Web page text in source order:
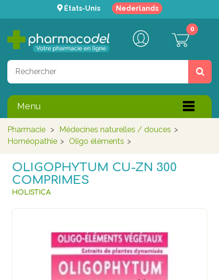
États-Unis Nederlands
0
Menu
Pharmacie > Médecines naturelles / douces >
Homéopathie > Oligo éléments >
OLIGOPHYTUM CU-ZN 300
COMPRIMES
HOLISTICA